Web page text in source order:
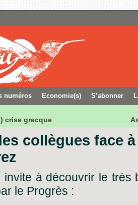
numéros Economie(s) S’abonner
crise grecque
collègues face
invite à découvrir le très
le Progrès :